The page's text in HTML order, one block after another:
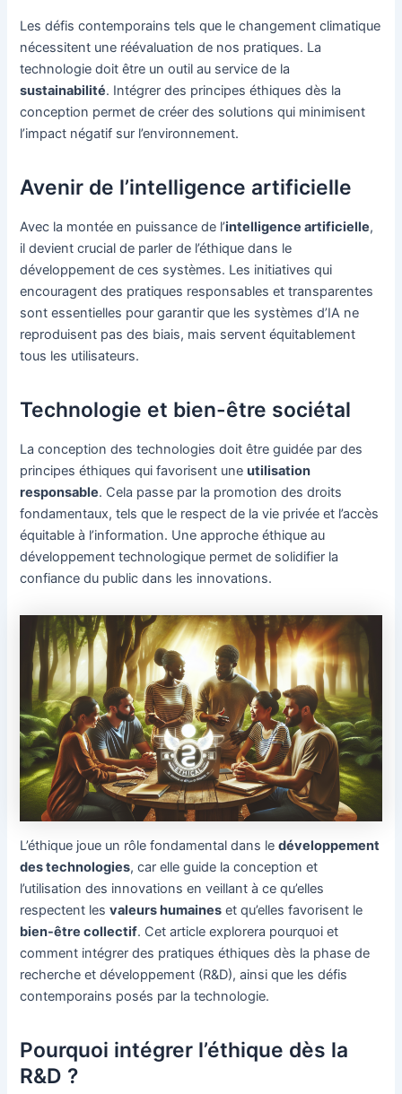
Les défis contemporains tels que le changement climatique
nécessitent une réévaluation de nos pratiques. La
technologie doit être un outil au service de la
sustainabilité. Intégrer des principes éthiques dès la
conception permet de créer des solutions qui minimisent
l’impact négatif sur l’environnement.
Avenir de l’intelligence artificielle
Avec la montée en puissance de l’intelligence artificielle,
il devient crucial de parler de l’éthique dans le
développement de ces systèmes. Les initiatives qui
encouragent des pratiques responsables et transparentes
sont essentielles pour garantir que les systèmes d’IA ne
reproduisent pas des biais, mais servent équitablement
tous les utilisateurs.
Technologie et bien-être sociétal
La conception des technologies doit être guidée par des
principes éthiques qui favorisent uneutilisation
responsable. Cela passe par la promotion des droits
fondamentaux, tels que le respect de la vie privée et l’accès
équitable à l’information. Une approche éthique au
développement technologique permet de solidifier la
confiance du public dans les innovations.
L’éthique joue un rôle fondamental dans ledéveloppement
des technologies, car elle guide la conception et
l’utilisation des innovations en veillant à ce qu’elles
respectent lesvaleurs humaines et qu’elles favorisent le
bien-être collectif. Cet article explorera pourquoi et
comment intégrer des pratiques éthiques dès la phase de
recherche et développement (R&D), ainsi que les défis
contemporains posés par la technologie.
Pourquoi intégrer l’éthique dès la
R&D ?